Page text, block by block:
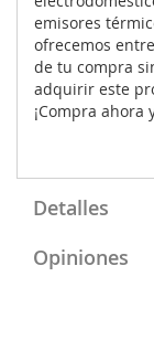
emisores
ofrecemos
de tu compra
adquirir este
¡Compra
Detalles
Opiniones